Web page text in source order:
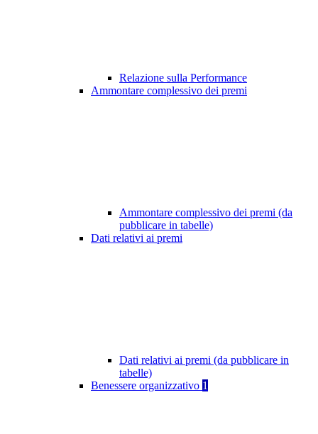
Relazione sulla Performance
Ammontare complessivo dei premi
Ammontare complessivo dei premi (da
pubblicare in tabelle)
Dati relativi ai premi
Dati relativi ai premi (da pubblicare in
tabelle)
Benessere organizzativo 1